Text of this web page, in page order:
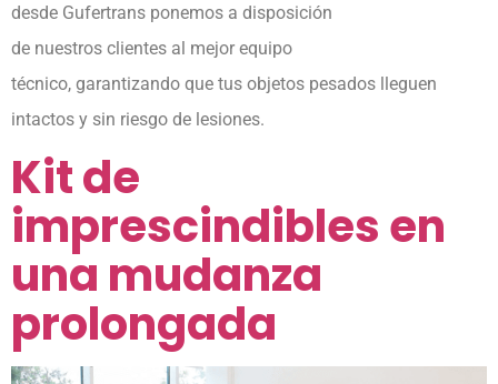
desde Gufertrans ponemos a disposición
de nuestros clientes al mejor equipo
técnico, garantizando que tus objetos pesados lleguen
intactos y sin riesgo de lesiones.
Kit de
imprescindibles en
una mudanza
prolongada